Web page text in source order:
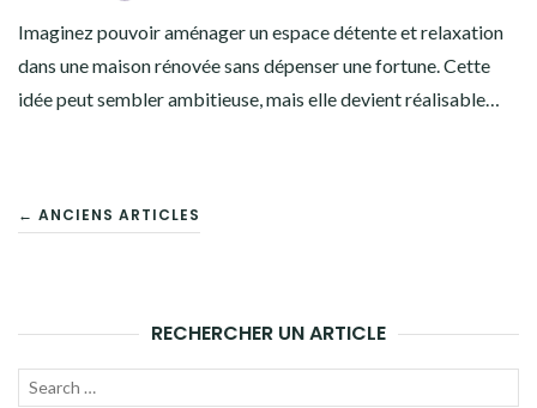
Imaginez pouvoir aménager un espace détente et relaxation
dans une maison rénovée sans dépenser une fortune. Cette
idée peut sembler ambitieuse, mais elle devient réalisable…
NAVIGATION
ARTICLES
← ANCIENS ARTICLES
RECHERCHER UN ARTICLE
Recherche